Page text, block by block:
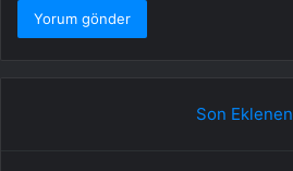
Son Eklenen